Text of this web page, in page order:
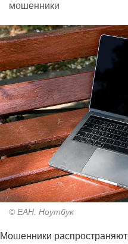
мошенники
© ЕАН. Ноутбук
Мошенники распространяют